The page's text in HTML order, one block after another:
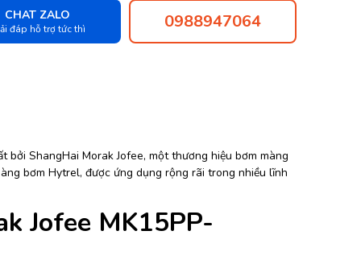
CHAT ZALO
đáp hỗ trợ tức thì 0988947064
bởi ShangHai Morak Jofee, một thương hiệu bơm màng
bơm Hytrel, được ứng dụng rộng rãi trong nhiều lĩnh
Jofee MK15PP-